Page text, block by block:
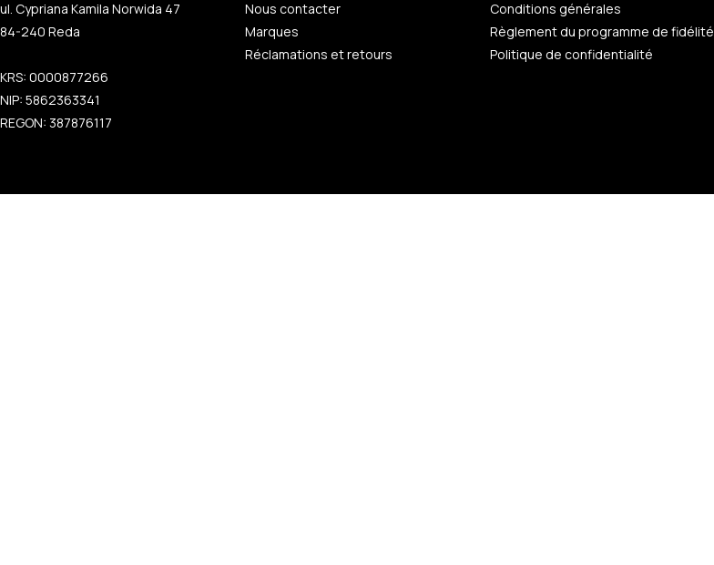
ul. Cypriana Kamila Norwida 47
84-240 Reda
KRS: 0000877266
NIP: 5862363341
REGON: 387876117
Nous contacter
Marques
Réclamations et retours
Conditions générales
Règlement du programme de fidélité
Politique de confidentialité